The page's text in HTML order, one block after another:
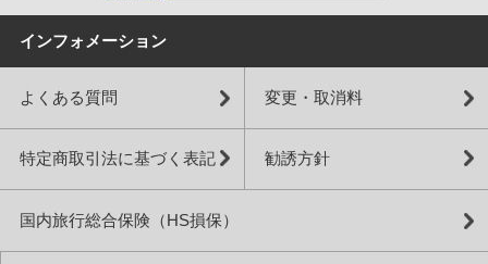
インフォメーション
よくある質問 変更・取消料
特定商取引法に基づく表記 勧誘方針
国内旅行総合保険（HS損保）